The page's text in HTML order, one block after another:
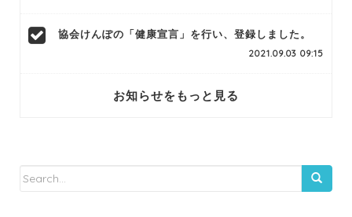
協会けんぽの「健康宣言」を行い、登録しました。
2021.09.03 09:15
お知らせをもっと見る